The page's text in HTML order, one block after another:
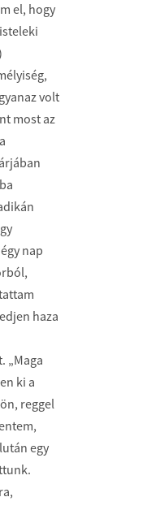
el, hogy
volt
most az
nap
haza
„Maga
ki a
reggel
egy